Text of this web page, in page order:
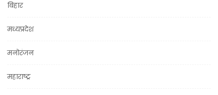
बिहार
मध्यप्रदेश
मनोरंजन
महाराष्ट्र